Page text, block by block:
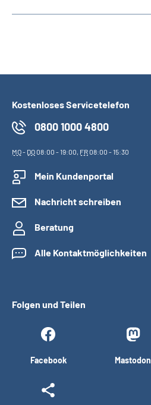
Kostenloses Servicetelefon
0800 1000 4800
MO- DO08:00 - 19:00, FR08:00 - 15:30
Mein Kundenportal
Nachricht schreiben
Beratung
Alle Kontaktmöglichkeiten
Folgen und Teilen
Facebook Mastodon